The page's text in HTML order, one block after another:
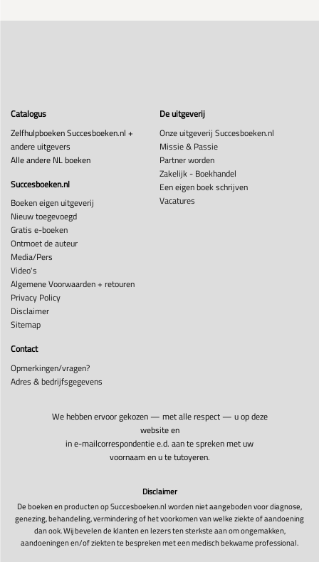
Catalogus
Zelfhulpboeken Succesboeken.nl +
andere uitgevers
Alle andere NL boeken
Succesboeken.nl
Boeken eigen uitgeverij
Nieuw toegevoegd
Gratis e-boeken
Ontmoet de auteur
Media/Pers
Video's
Algemene Voorwaarden + retouren
Privacy Policy
Disclaimer
Sitemap
De uitgeverij
Onze uitgeverij Succesboeken.nl
Missie & Passie
Partner worden
Zakelijk - Boekhandel
Een eigen boek schrijven
Vacatures
Contact
Opmerkingen/vragen?
Adres & bedrijfsgegevens
We hebben ervoor gekozen — met alle respect — u op deze
website en
in e-mailcorrespondentie e.d. aan te spreken met uw
voornaam en u te tutoyeren.
Disclaimer
De boeken en producten op Succesboeken.nl worden niet aangeboden voor diagnose,
genezing, behandeling, vermindering of het voorkomen van welke ziekte of aandoening
dan ook. Wij bevelen de klanten en lezers ten sterkste aan om ongemakken,
aandoeningen en/of ziekten te bespreken met een medisch bekwame professional.